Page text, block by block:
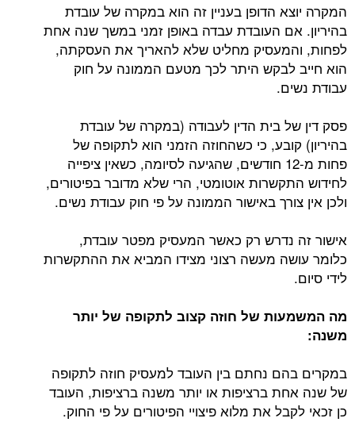
המקרה יוצא הדופן בעניין זה הוא במקרה של עובדת
בהיריון. אם העובדת עבדה באופן זמני במשך שנה אחת
לפחות, והמעסיק מחליט שלא להאריך את העסקתה,
הוא חייב לבקש היתר לכך מטעם הממונה על חוק
עבודת נשים.
פסק דין של בית הדין לעבודה (במקרה של עובדת
בהיריון) קובע, כי כשהחוזה הזמני הוא לתקופה של
פחות מ-12 חודשים, שהגיעה לסיומה, כשאין ציפייה
לחידוש התקשרות אוטומטי, הרי שלא מדובר בפיטורים,
ולכן אין צורך באישור הממונה על פי חוק עבודת נשים.
אישור זה נדרש רק כאשר המעסיק מפטר עובדת,
כלומר עושה מעשה רצוני מצידו המביא את ההתקשרות
לידי סיום.
מה המשמעות של חוזה קצוב לתקופה של יותר
משנה:
במקרים בהם נחתם בין העובד למעסיק חוזה לתקופה
של שנה אחת ברציפות או יותר משנה ברציפות, העובד
כן זכאי לקבל את מלוא פיצויי הפיטורים על פי החוק.